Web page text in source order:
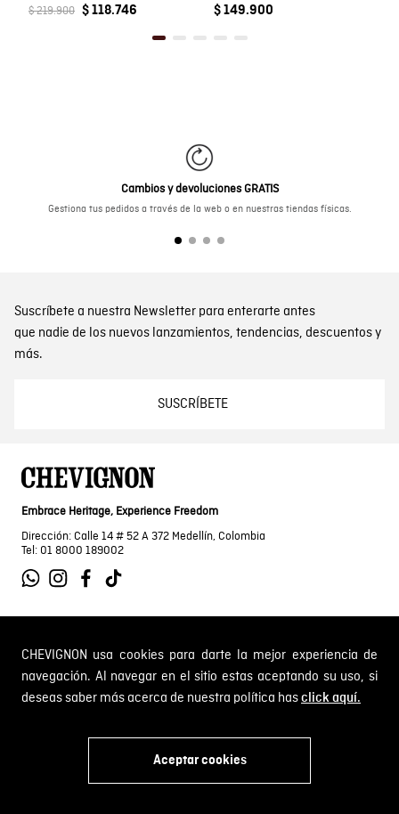
CHEVIGNON usa cookies para darte la mejor experiencia de
navegación. Al navegar en el sitio estas aceptando su uso, si
deseas saber más acerca de nuestra política hasclick aquí.
Aceptar cookies
$ 219.900 $ 118.746 $ 149.900
Cambios y devoluciones GRATIS
Gestiona tus pedidos a través de la web o en nuestras tiendas físicas.
Suscríbete a nuestra Newsletter para enterarte antes
que nadie de los nuevos lanzamientos, tendencias, descuentos y
más.
SUSCRÍBETE
Embrace Heritage, Experience Freedom
Dirección: Calle 14 # 52 A 372 Medellín, Colombia
Tel: 01 8000 189002
SOBRE NOSOTROS
Encuentra tu tienda
Mapa del sitio